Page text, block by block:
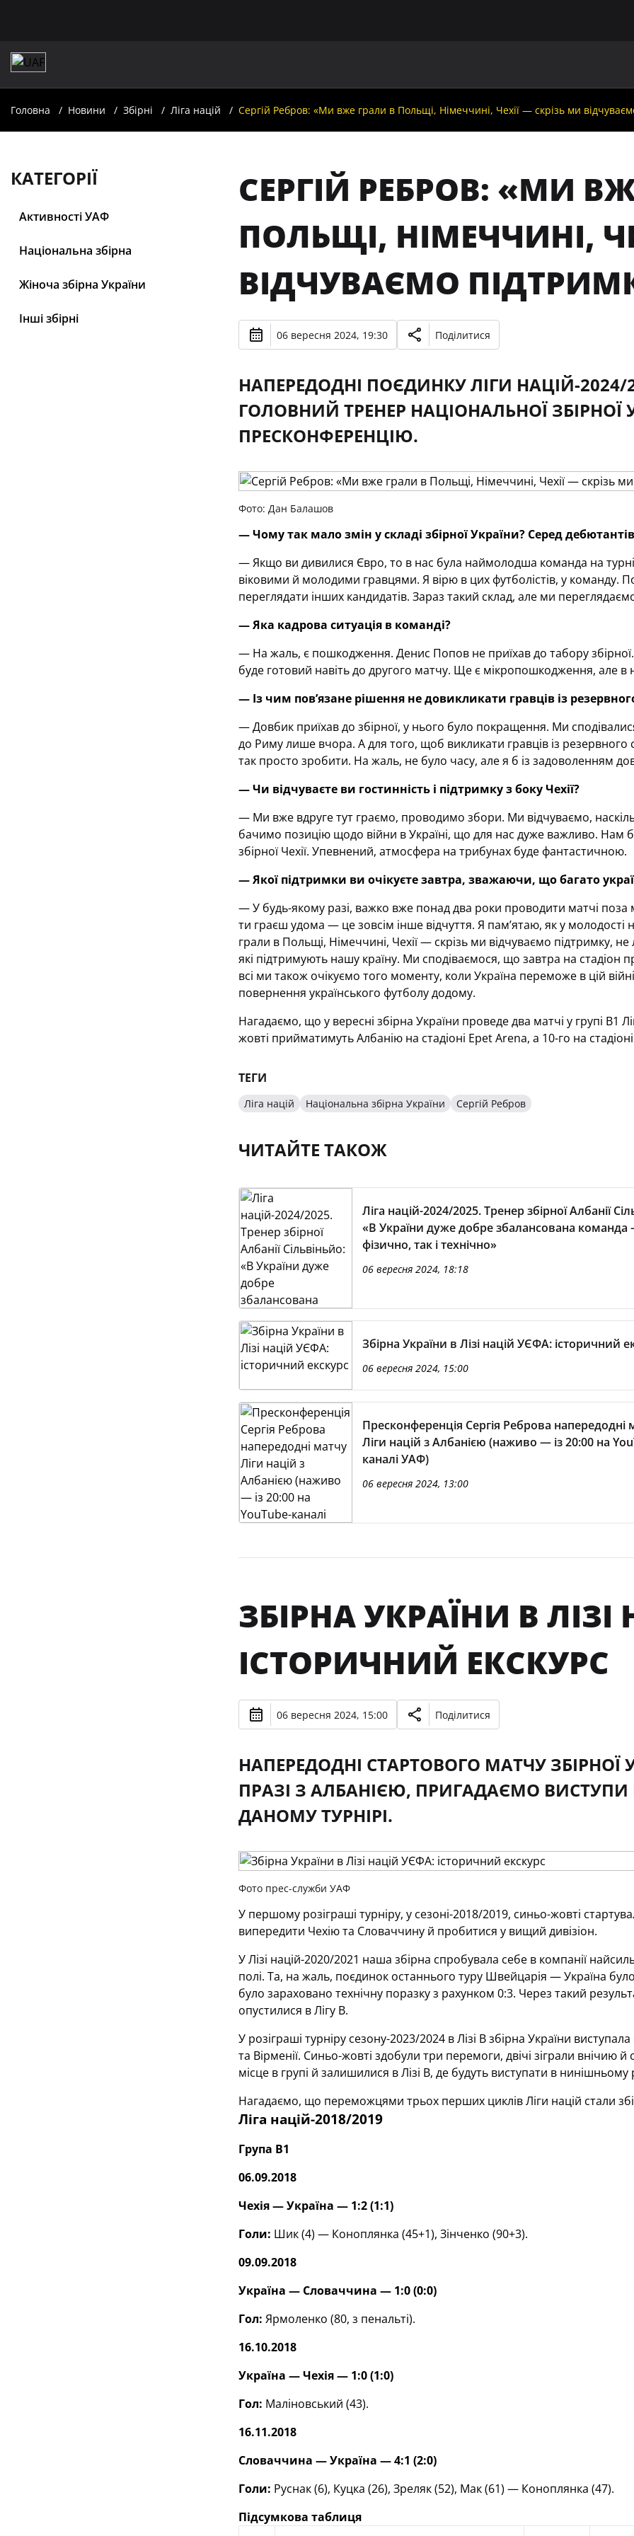
Головна Новини Збірні Ліга націй Сергій Ребров: «Ми вже грали в Польщі, Німеччині, Чехії — скрізь ми
КАТЕГОРІЇ
Активності УАФ
Національна збірна
Жіноча збірна України
Інші збірні
СЕРГІЙ РЕБРОВ: «МИ
ПОЛЬЩІ, НІМЕЧЧИНІ,
ВІДЧУВАЄМО
06 вересня 2024, 19:30 Поділитися
НАПЕРЕДОДНІ ПОЄДИНКУ ЛІГИ НАЦІЙ-
ГОЛОВНИЙ ТРЕНЕР НАЦІОНАЛЬНОЇ ЗБІРНОЇ
ПРЕСКОНФЕРЕНЦІЮ.
Фото: Дан Балашов
— Чому так мало змін у складі збірної України?Серед
— Якщо ви дивилися Євро, то в нас була наймолодша команда на
віковими й молодими гравцями. Я вірю в цих футболістів, у команду.
переглядати інших кандидатів. Зараз такий склад, але ми
— Яка кадрова ситуація в команді?
— На жаль, є пошкодження. Денис Попов не приїхав до табору збірної.
буде готовий навіть до другого матчу. Ще є мікропошкодження, але
— Із чим пов’язане рішення не довикликати гравців із
— Довбик приїхав до збірної, у нього було покращення. Ми
до Риму лише вчора. А для того, щоб викликати гравців із резервного
так просто зробити. На жаль, не було часу, але я б із задоволенням
— Чи відчуваєте ви гостинність і підтримку з боку Чехії?
— Ми вже вдруге тут граємо, проводимо збори. Ми відчуваємо,
бачимо позицію щодо війни в Україні, що для нас дуже важливо. Нам
збірної Чехії. Упевнений, атмосфера на трибунах буде фантастичною.
— Якої підтримки ви очікуєте завтра, зважаючи, що багато
— У будь-якому разі, важко вже понад два роки проводити матчі
ти граєш удома — це зовсім інше відчуття. Я пам’ятаю, як у
грали в Польщі, Німеччині, Чехії — скрізь ми відчуваємо підтримку,
які підтримують нашу країну. Ми сподіваємося, що завтра на стадіон
всі ми також очікуємо того моменту, коли Україна переможе в цій
повернення українського футболу додому.
Нагадаємо, що у вересні збірна України проведе два матчі у групі В1
жовті прийматимуть Албанію на стадіоні Epet Arena, а 10-го на
ТЕГИ
Ліга націй Національна збірна України Сергій Ребров
ЧИТАЙТЕ ТАКОЖ
Ліга націй-2024/2025. Тренер збірної Албанії
«В України дуже добре збалансована команда
фізично, так і технічно»
06 вересня 2024, 18:18
Збірна України в Лізі націй УЄФА: історичний
06 вересня 2024, 15:00
Пресконференція Сергія Реброва напередодні
Ліги націй з Албанією (наживо — із 20:00 на
каналі УАФ)
06 вересня 2024, 13:00
ЗБІРНА УКРАЇНИ В
ІСТОРИЧНИЙ ЕКСКУРС
06 вересня 2024, 15:00 Поділитися
НАПЕРЕДОДНІ СТАРТОВОГО МАТЧУ ЗБІРНОЇ
ПРАЗІ З АЛБАНІЄЮ, ПРИГАДАЄМО
ДАНОМУ ТУРНІРІ.
Фото прес-служби УАФ
У першому розіграші турніру, у сезоні-2018/2019, синьо-жовті
випередити Чехію та Словаччину й пробитися у вищий дивізіон.
У Лізі націй-2020/2021 наша збірна спробувала себе в компанії
полі. Та, на жаль, поєдинок останнього туру Швейцарія — Україна
було зараховано технічну поразку з рахунком 0:3. Через такий
опустилися в Лігу В.
У розіграші турніру сезону-2023/2024 в Лізі В збірна України
та Вірменії. Синьо-жовті здобули три перемоги, двічі зіграли внічию
місце в групі й залишилися в Лізі В, де будуть виступати в нинішньому
Нагадаємо, що переможцями трьох перших циклів Ліги націй стали
Ліга націй-2018/2019
Група В1
06.09.2018
Чехія — Україна — 1:2 (1:1)
Голи: Шик (4) — Коноплянка (45+1), Зінченко (90+3).
09.09.2018
Україна — Словаччина — 1:0 (0:0)
Гол: Ярмоленко (80, з пенальті).
16.10.2018
Україна — Чехія — 1:0 (1:0)
Гол: Маліновський (43).
16.11.2018
Словаччина — Україна — 4:1 (2:0)
Голи: Руснак (6), Куцка (26), Зреляк (52), Мак (61) — Коноплянка (47).
Підсумкова таблиця